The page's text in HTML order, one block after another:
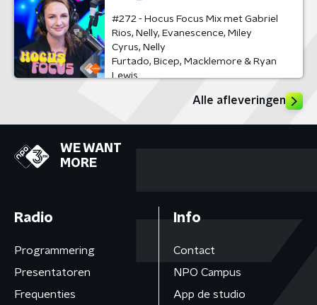
#272 - Hocus Focus Mix met Gabriel
Rios, Nelly, Evanescence, Miley
Cyrus, Nelly
Furtado, Bicep, Macklemore & Ryan
Lewis
Alle afleveringen
WE WANT
MORE
Radio
Programmering
Presentatoren
Frequenties
Info
Contact
NPO Campus
App de studio